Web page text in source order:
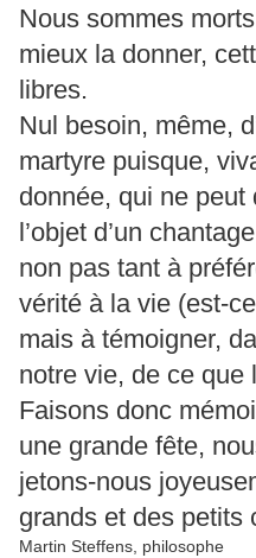
Nous sommes
mieux la donner,
libres.
Nul besoin, même,
martyre puisque,
donnée, qui ne
l’objet d’un
non pas tant à
vérité à la vie (est-
mais à témoigner,
notre vie, de ce que
Faisons donc
une grande fête,
jetons-nous
grands et des petits
Martin Steffens, philosophe